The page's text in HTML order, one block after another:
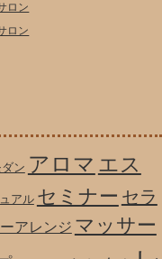
ロン
ロン
ン アロマ エス
アル セミナー セラ
アレンジ マッサー